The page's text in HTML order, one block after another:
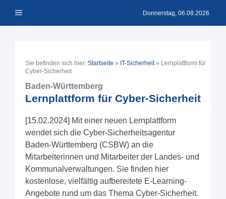
Inhalt Menü Donnerstag, 06.08.2026
Sie befinden sich hier: Startseite » IT-Sicherheit» Lernplattform für
Cyber-Sicherheit
Baden-Württemberg
Lernplattform für Cyber-Sicherheit
[15.02.2024] Mit einer neuen Lernplattform
wendet sich die Cyber-Sicherheitsagentur
Baden-Württemberg (CSBW) an die
Mitarbeiterinnen und Mitarbeiter der Landes- und
Kommunalverwaltungen. Sie finden hier
kostenlose, vielfältig aufbereitete E-Learning-
Angebote rund um das Thema Cyber-Sicherheit.